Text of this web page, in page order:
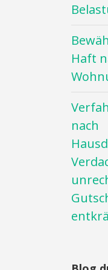
Haft
nach